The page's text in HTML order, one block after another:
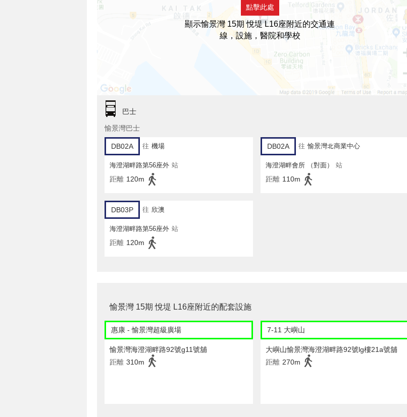
點擊此處
顯示愉景灣 15期 悅堤 L16座附近的交通連
線，設施，醫院和學校
巴士
愉景灣巴士
DB02A 往 機場
海澄湖畔路第56座外 站
距離 120m
DB02A 往 愉景灣北商業中心
海澄湖畔會所 （對面） 站
距離 110m
DB03P 往 欣澳
海澄湖畔路第56座外 站
距離 120m
愉景灣 15期 悅堤 L16座附近的配套設施
惠康 - 愉景灣超級廣場
愉景灣海澄湖畔路92號g11號舖
距離 310m
7-11 大嶼山
大嶼山愉景灣海澄湖畔路92號lg樓21a號舖
距離 270m